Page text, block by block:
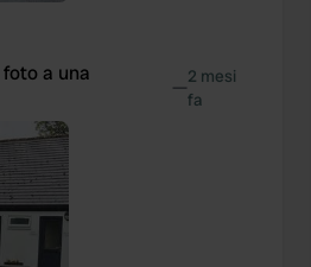
a una
—2 mesi
fa